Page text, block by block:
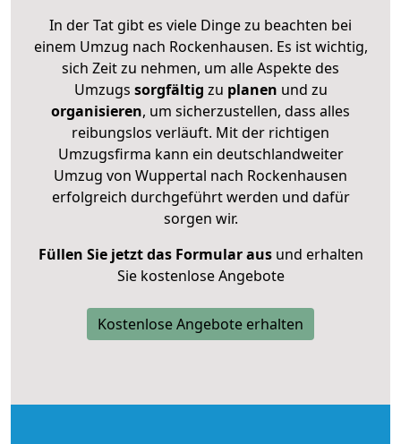
In der Tat gibt es viele Dinge zu beachten bei
einem Umzug nach Rockenhausen. Es ist wichtig,
sich Zeit zu nehmen, um alle Aspekte des
Umzugs sorgfältig zu planen und zu
organisieren, um sicherzustellen, dass alles
reibungslos verläuft. Mit der richtigen
Umzugsfirma kann ein deutschlandweiter
Umzug von Wuppertal nach Rockenhausen
erfolgreich durchgeführt werden und dafür
sorgen wir.
Füllen Sie jetzt das Formular ausund erhalten
Sie kostenlose Angebote
Kostenlose Angebote erhalten